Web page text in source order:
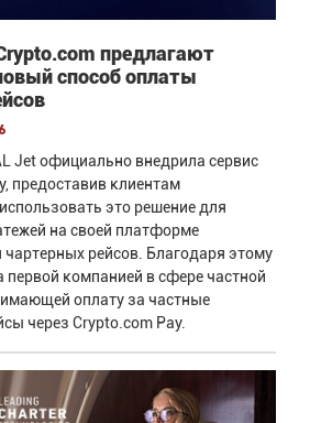
предлагают
способ оплаты
Jet официально внедрила сервис
предоставив клиентам
это решение для
на своей платформе
рейсов. Благодаря этому
первой компанией в сфере частной
оплату за частные
через Crypto.com Pay.